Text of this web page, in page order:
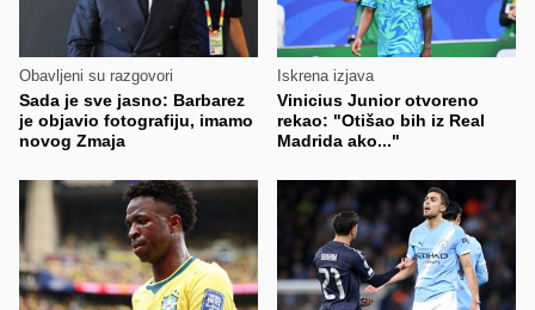
Obavljeni su razgovori
Sada je sve jasno: Barbarez
je objavio fotografiju, imamo
novog Zmaja
Iskrena izjava
Vinicius Junior otvoreno
rekao: "Otišao bih iz Real
Madrida ako..."